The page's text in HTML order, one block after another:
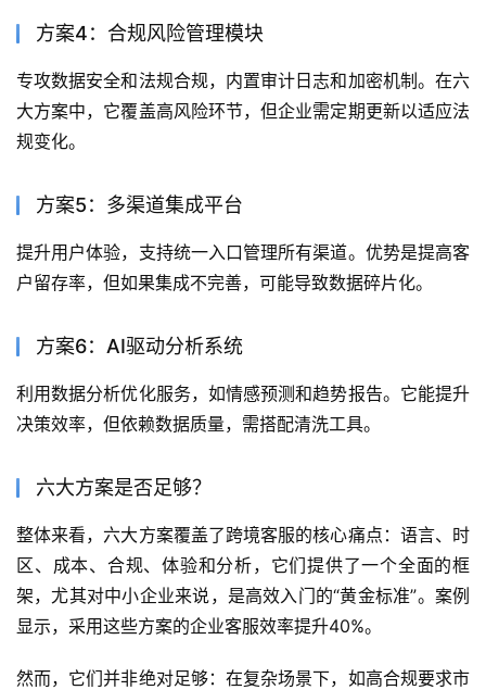
方案4：合规风险管理模块
专攻数据安全和法规合规，内置审计日志和加密机制。在六
大方案中，它覆盖高风险环节，但企业需定期更新以适应法
规变化。
方案5：多渠道集成平台
提升用户体验，支持统一入口管理所有渠道。优势是提高客
户留存率，但如果集成不完善，可能导致数据碎片化。
方案6：AI驱动分析系统
利用数据分析优化服务，如情感预测和趋势报告。它能提升
决策效率，但依赖数据质量，需搭配清洗工具。
六大方案是否足够？
整体来看，六大方案覆盖了跨境客服的核心痛点：语言、时
区、成本、合规、体验和分析，它们提供了一个全面的框
架，尤其对中小企业来说，是高效入门的“黄金标准”。案例
显示，采用这些方案的企业客服效率提升40%。
然而，它们并非绝对足够：在复杂场景下，如高合规要求市